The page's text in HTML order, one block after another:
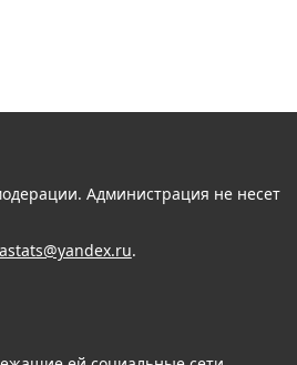
Администрация не несет
.